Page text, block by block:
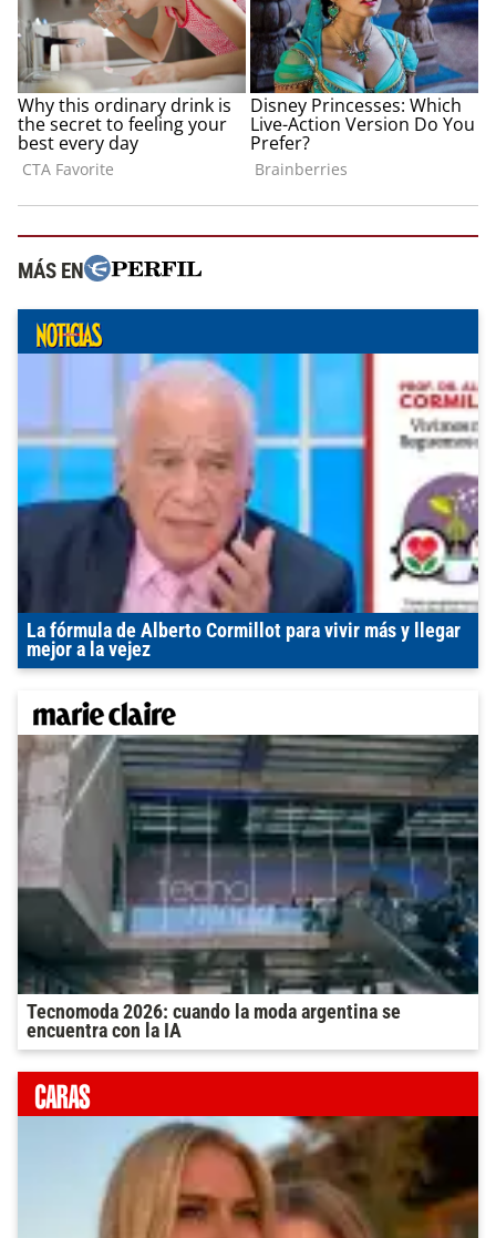
MÁS EN
La fórmula de Alberto Cormillot para vivir más y llegar
mejor a la vejez
Tecnomoda 2026: cuando la moda argentina se
encuentra con la IA